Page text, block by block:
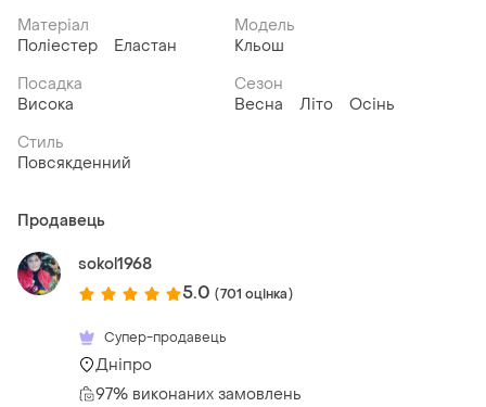
Матеріал
Поліестер
Еластан
Модель
Кльош
Посадка
Висока
Сезон
Весна
Літо
Осінь
Стиль
Повсякденний
Продавець
sokol1968
5.0 (701 оцінка)
Супер-продавець
Дніпро
97% виконаних замовлень